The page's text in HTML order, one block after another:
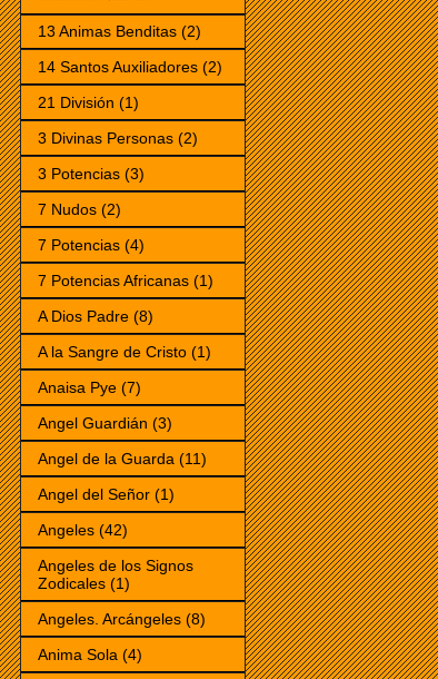
13 Animas Benditas (2)
14 Santos Auxiliadores (2)
21 División (1)
3 Divinas Personas (2)
3 Potencias (3)
7 Nudos (2)
7 Potencias (4)
7 Potencias Africanas (1)
A Dios Padre (8)
A la Sangre de Cristo (1)
Anaisa Pye (7)
Angel Guardián (3)
Angel de la Guarda (11)
Angel del Señor (1)
Angeles (42)
Angeles de los Signos
Zodicales (1)
Angeles. Arcángeles (8)
Anima Sola (4)